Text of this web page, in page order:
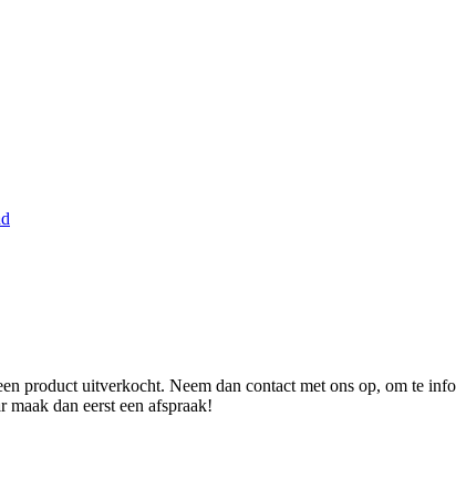
product uitverkocht. Neem dan contact met ons op, om te
dan eerst een afspraak!